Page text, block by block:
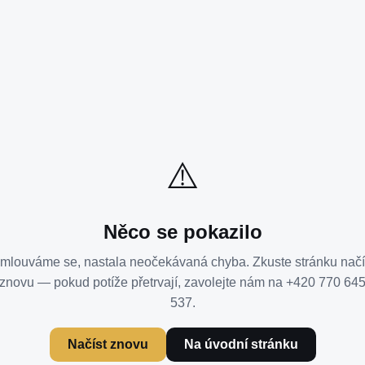
⚠️
Něco se pokazilo
se, nastala neočekávaná chyba. Zkuste stránku
znovu — pokud potíže přetrvají, zavolejte nám na +420 770 645
537.
Načíst znovu Na úvodní stránku